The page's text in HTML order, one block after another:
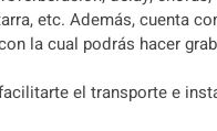
etc. Además, cuenta
la cual podrás hacer
el transporte e